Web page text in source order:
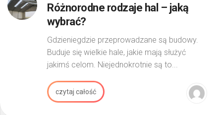
Różnorodne rodzaje hal – jaką
wybrać?
Gdzieniegdzie przeprowadzane są budowy.
Buduje się wielkie hale, jakie mają służyć
jakimś celom. Niejednokrotnie są to...
czytaj całość